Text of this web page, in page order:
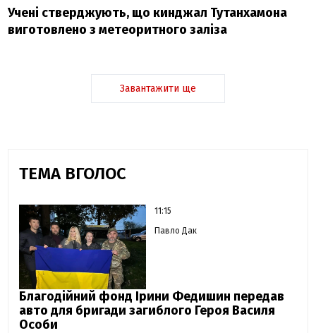
Учені стверджують, що кинджал Тутанхамона
виготовлено з метеоритного заліза
Завантажити ще
ТЕМА ВГОЛОС
11:15
Павло Дак
Благодійний фонд Ірини Федишин передав
авто для бригади загиблого Героя Василя
Особи